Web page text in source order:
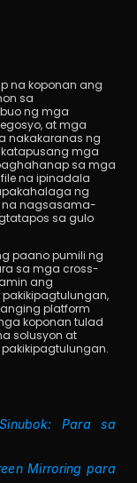
na koponan ang
sa
ng mga
at mga
nakakaranas ng
mga
sa mga
na ipinadala
ng
na nagsasama-
sa gulo
paano pumili ng
sa mga cross-
ang
platform
koponan tulad
solusyon at
Para sa
Mirroring para
download